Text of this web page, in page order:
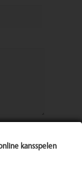
kansspelen